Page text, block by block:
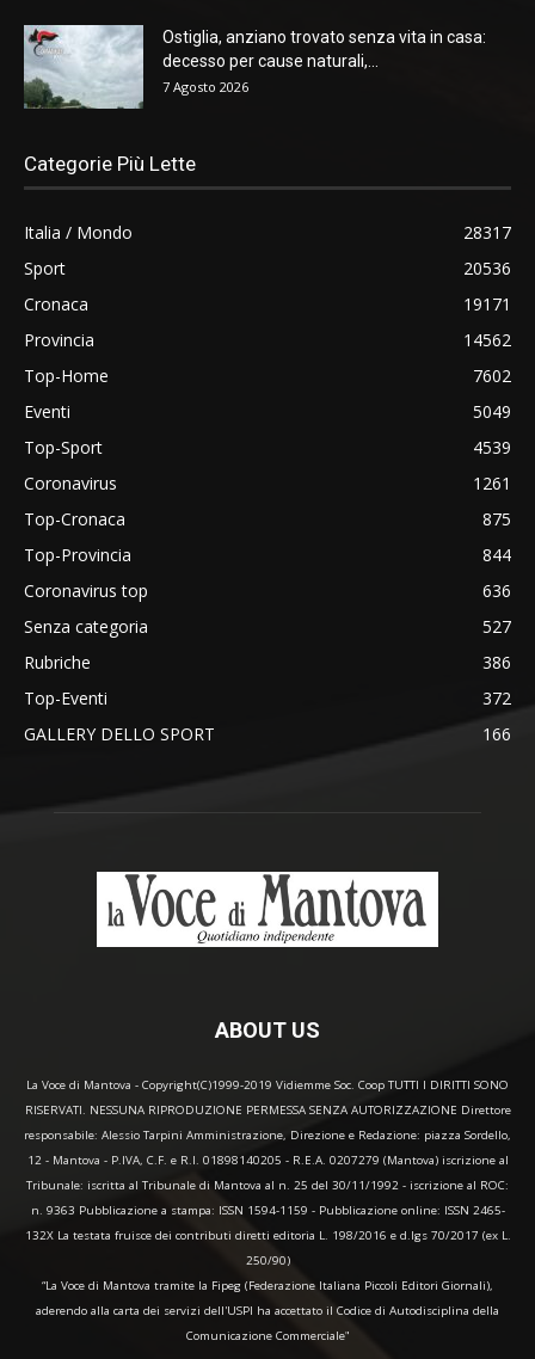
Ostiglia, anziano trovato senza vita in casa:
decesso per cause naturali,...
7 Agosto 2026
Categorie Più Lette
Italia / Mondo
28317
Sport
20536
Cronaca
19171
Provincia
14562
Top-Home
7602
Eventi
5049
Top-Sport
4539
Coronavirus
1261
Top-Cronaca
875
Top-Provincia
844
Coronavirus top
636
Senza categoria
527
Rubriche
386
Top-Eventi
372
GALLERY DELLO SPORT
166
ABOUT US
La Voce di Mantova - Copyright(C)1999-2019 Vidiemme Soc. Coop TUTTI I DIRITTI SONO
RISERVATI. NESSUNA RIPRODUZIONE PERMESSA SENZA AUTORIZZAZIONE Direttore
responsabile: Alessio Tarpini Amministrazione, Direzione e Redazione: piazza Sordello,
12 - Mantova - P.IVA, C.F. e R.I. 01898140205 - R.E.A. 0207279 (Mantova) iscrizione al
Tribunale: iscritta al Tribunale di Mantova al n. 25 del 30/11/1992 - iscrizione al ROC:
n. 9363 Pubblicazione a stampa: ISSN 1594-1159 - Pubblicazione online: ISSN 2465-
132X La testata fruisce dei contributi diretti editoria L. 198/2016 e d.lgs 70/2017 (ex L.
250/90)
“La Voce di Mantova tramite la Fipeg (Federazione Italiana Piccoli Editori Giornali),
aderendo alla carta dei servizi dell'USPI ha accettato il Codice di Autodisciplina della
Comunicazione Commerciale"